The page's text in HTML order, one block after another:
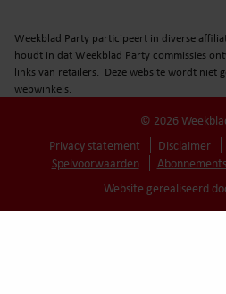
Weekblad Party participeert in diverse
houdt in dat Weekblad Party commissies
links van retailers. Deze website wordt niet
webwinkels.
© 2026
Privacy statement
Disclaimer
Spelvoorwaarden
Website gerealiseerd